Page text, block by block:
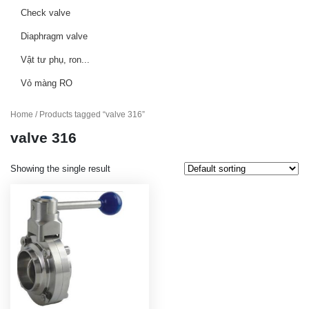
Check valve
Diaphragm valve
Vật tư phụ, ron...
Vỏ màng RO
Home / Products tagged “valve 316”
valve 316
Showing the single result